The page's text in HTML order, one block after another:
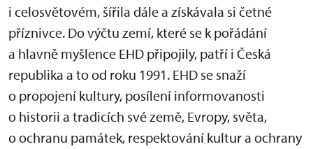
i celosvětovém, šířila dále a získávala si četné
příznivce. Do výčtu zemí, které se k pořádání
a hlavně myšlence EHD připojily, patří i Česká
republika a to od roku 1991. EHD se snaží
o propojení kultury, posílení informovanosti
o historii a tradicích své země, Evropy, světa,
o ochranu památek, respektování kultur a ochrany